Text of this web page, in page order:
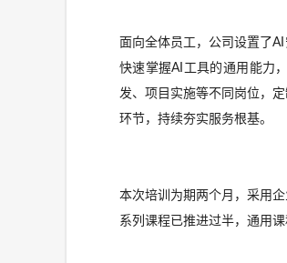
面向全体员工，公司设置 了AI
快速掌握AI工具的通用能力，
发、项目实施等不同岗位，定
环节，持续夯实服务根基。
本次培训为期两个月， 采用企
系列课程已推进过半，通用